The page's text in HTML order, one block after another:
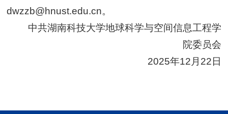
dwzzb@hnust.edu.cn。
中共湖南科技大学地球科学与空间信息工程学
院委员会
2025年12月22日